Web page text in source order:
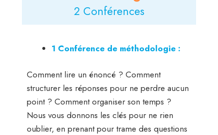
2 Conférences
1 Conférence de méthodologie :
Comment lire un énoncé ? Comment
structurer les réponses pour ne perdre aucun
point ? Comment organiser son temps ?
Nous vous donnons les clés pour ne rien
oublier, en prenant pour trame des questions